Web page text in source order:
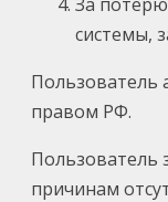
системы,
Пользователь
правом РФ.
Пользователь
причинам